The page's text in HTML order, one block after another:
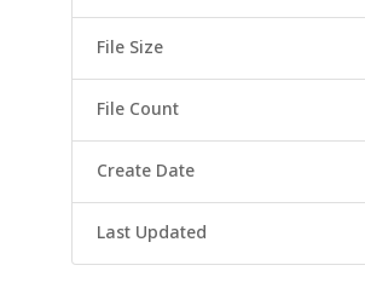
File Size
File Count
Create Date
Last Updated